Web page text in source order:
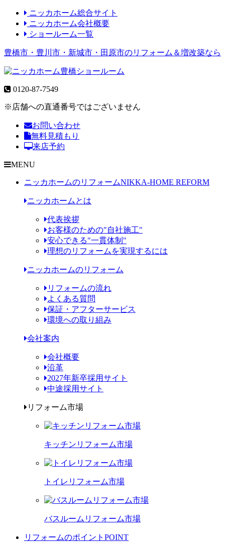
ニッカホーム総合サイト
ニッカホーム会社概要
ショールーム一覧
豊橋市・豊川市・新城市・田原市のリフォーム＆増改築なら
0120-87-7549
※店舗への直通番号ではございません
お問い合わせ
無料見積もり
来店予約
MENU
ニッカホームのリフォームNIKKA-HOME REFORM
ニッカホームとは
代表挨拶
お客様のための"自社施工"
安心できる"一貫体制"
理想のリフォームを実現するには
ニッカホームのリフォーム
リフォームの流れ
よくある質問
保証・アフターサービス
環境への取り組み
会社案内
会社概要
沿革
2027年新卒採用サイト
中途採用サイト
リフォーム市場
キッチンリフォーム市場
トイレリフォーム市場
バスルームリフォーム市場
リフォームのポイント POINT